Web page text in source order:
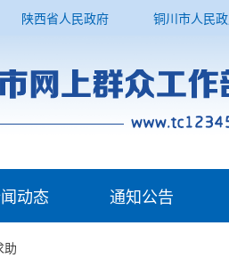
陕西省人民政府 铜川市人民
动态 通知公告
助